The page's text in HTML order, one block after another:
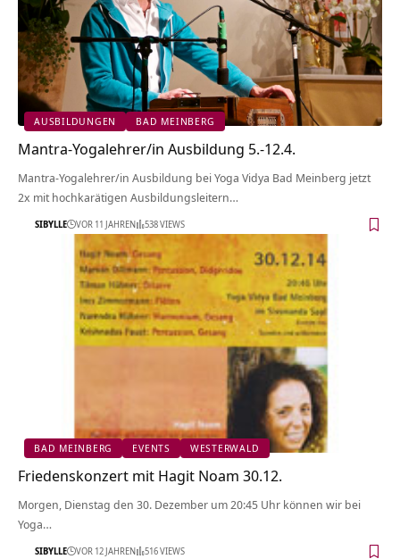
AUSBILDUNGEN BAD MEINBERG
Mantra-Yogalehrer/in Ausbildung 5.-12.4.
Mantra-Yogalehrer/in Ausbildung bei Yoga Vidya Bad Meinberg jetzt
2x mit hochkarätigen Ausbildungsleitern…
SIBYLLE VOR 11 JAHREN 538 VIEWS
BAD MEINBERG EVENTS WESTERWALD
Friedenskonzert mit Hagit Noam 30.12.
Morgen, Dienstag den 30. Dezember um 20:45 Uhr können wir bei
Yoga…
SIBYLLE VOR 12 JAHREN 516 VIEWS